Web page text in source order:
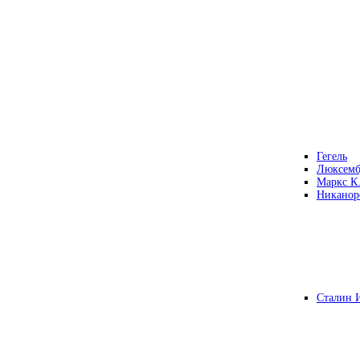
Гегель
Маркс К.
Сталин